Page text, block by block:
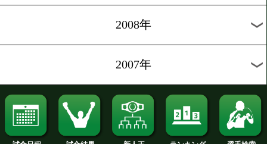
2018年
2017年
2016年